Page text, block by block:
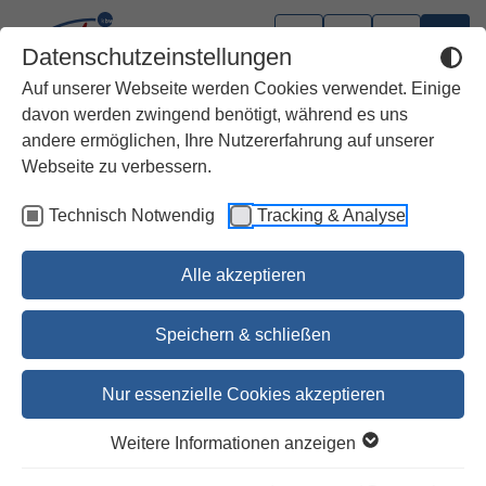
Datenschutzeinstellungen
Auf unserer Webseite werden Cookies verwendet. Einige
davon werden zwingend benötigt, während es uns
andere ermöglichen, Ihre Nutzererfahrung auf unserer
Webseite zu verbessern.
Technisch Notwendig Tracking & Analyse
Alle akzeptieren
Speichern & schließen
Nur essenzielle Cookies akzeptieren
Weitere Informationen anzeigen